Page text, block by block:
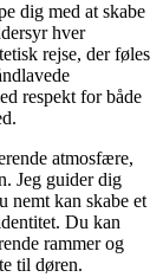
dig med at skabe
hver
rejse, der føles
respekt for både
atmosfære,
Jeg guider dig
nemt kan skabe et
Du kan
rammer og
til døren.